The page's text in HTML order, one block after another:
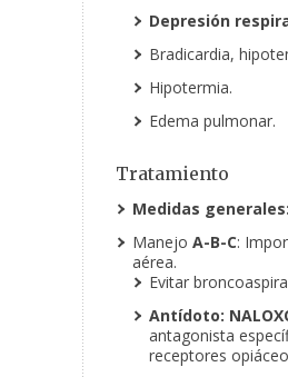
Depresión
Bradicardia,
Hipotermia.
Edema pulmonar.
Tratamiento
Medidas generales:
Manejo A-B-C:
aérea.
Evitar
Antídoto:
antagonista
receptores